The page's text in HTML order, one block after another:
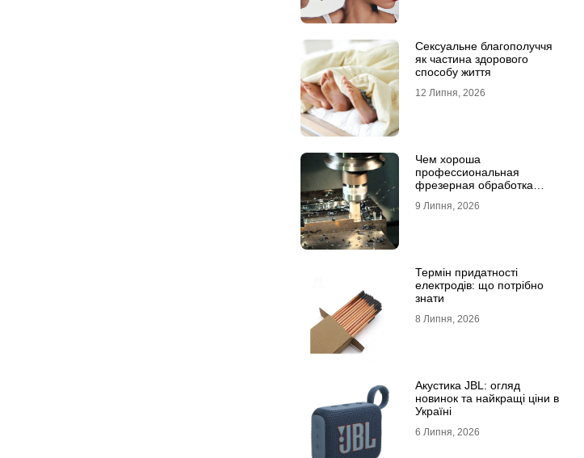
Сексуальне благополуччя
як частина здорового
способу життя
12 Липня, 2026
Чем хороша
профессиональная
фрезерная обработка
9 Липня, 2026
Термін придатності
електродів: що потрібно
знати
8 Липня, 2026
Акустика JBL: огляд
новинок та найкращі ціни в
Україні
6 Липня, 2026